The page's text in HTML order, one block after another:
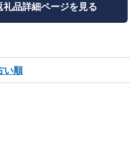
礼品詳細ページを見る
い順